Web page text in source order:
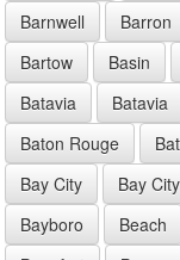
Barnwell
Barron
Bartow
Basin
Batavia
Batavia
Baton Rouge
Bay City
Bay City
Bayboro
Beach